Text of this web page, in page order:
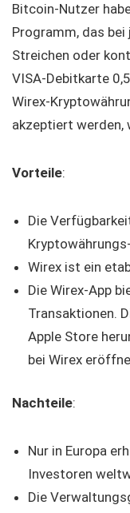
Bitcoin-Nutzer
Programm, das bei
Streichen oder
VISA-Debitkarte
Wirex-
akzeptiert werden,
Vorteile:
Die
Wirex ist ein
Die Wirex-App
Transaktionen.
Apple Store
bei Wirex
Nachteile:
Nur in Europa
Investoren
Die